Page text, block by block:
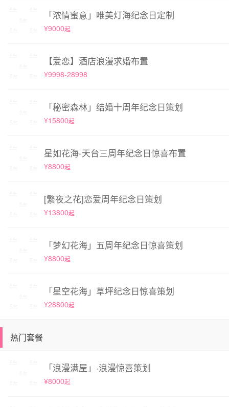
「浓情蜜意」唯美灯海纪念日定制
¥9000起
【爱恋】酒店浪漫求婚布置
¥9998-28998
「秘密森林」结婚十周年纪念日策划
¥15800起
星如花海-天台三周年纪念日惊喜布置
¥8800起
[繁夜之花]恋爱周年纪念日策划
¥13800起
「梦幻花海」五周年纪念日惊喜策划
¥8800起
「星空花海」草坪纪念日惊喜策划
¥28800起
热门套餐
「浪漫满屋」·浪漫惊喜策划
¥8000起